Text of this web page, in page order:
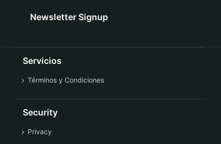
Newsletter Signup
Servicios
Términos y Condiciones
Security
Privacy